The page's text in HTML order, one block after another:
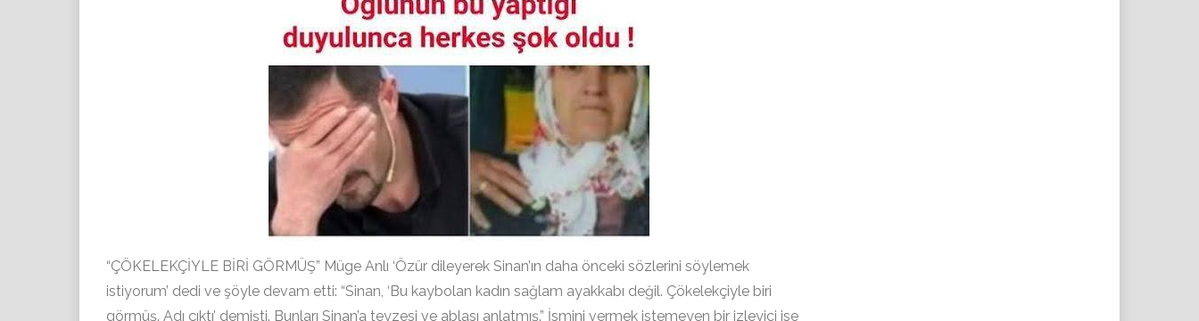
“ÇÖKELEKÇİYLE BİRİ GÖRMÜŞ” Müge Anlı ‘Özür dileyerek Sinan’ın daha önceki sözlerini söylemek
istiyorum’ dedi ve şöyle devam etti: “Sinan, ‘Bu kaybolan kadın sağlam ayakkabı değil. Çökelekçiyle biri
görmüş. Adı çıktı’ demişti. Bunları Sinan’a teyzesi ve ablası anlatmış.” İsmini vermek istemeyen bir izleyici ise